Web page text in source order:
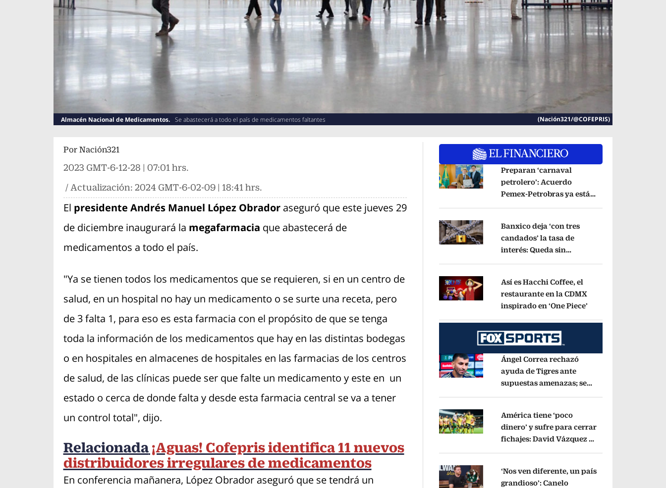
Almacén Nacional de Medicamentos. Se abastecerá a todo el país de medicamentos faltantes (Nación321/@COFEPRIS)
Por Nación321
2023 GMT-6-12-28 | 07:01 hrs.
/ Actualización: 2024 GMT-6-02-09 | 18:41 hrs.
El presidente Andrés Manuel López Obrador aseguró que este jueves 29
de diciembre inaugurará la megafarmacia que abastecerá de
medicamentos a todo el país.
"Ya se tienen todos los medicamentos que se requieren, si en un centro de
salud, en un hospital no hay un medicamento o se surte una receta, pero
de 3 falta 1, para eso es esta farmacia con el propósito de que se tenga
toda la información de los medicamentos que hay en las distintas bodegas
o en hospitales en almacenes de hospitales en las farmacias de los centros
de salud, de las clínicas puede ser que falte un medicamento y este en un
estado o cerca de donde falta y desde esta farmacia central se va a tener
un control total", dijo.
Relacionada¡Aguas! Cofepris identifica 11 nuevos
distribuidores irregulares de medicamentos
En conferencia mañanera, López Obrador aseguró que se tendrá un
Opens in new window
Preparan ‘carnaval
petrolero’: Acuerdo
Pemex-Petrobras ya está
Opens in new window
Banxico deja ‘con tres
candados’ la tasa de
interés: Queda sin
Opens in new window
Así es Hacchi Coffee, el
restaurante en la CDMX
inspirado en ‘One Piece’
Opens in new window
Ángel Correa rechazó
ayuda de Tigres ante
supuestas amenazas; se
Opens in new window
América tiene ‘poco
dinero’ y sufre para cerrar
fichajes: David Vázquez se
‘Nos ven diferente, un país
grandioso’: Canelo